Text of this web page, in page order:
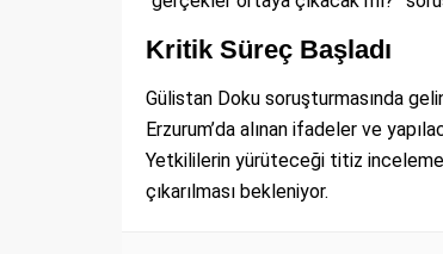
Kritik Süreç Başladı
Gülistan Doku soruşturmasında
Erzurum’da alınan ifadeler ve
Yetkililerin yürüteceği titiz inceleme
çıkarılması bekleniyor.